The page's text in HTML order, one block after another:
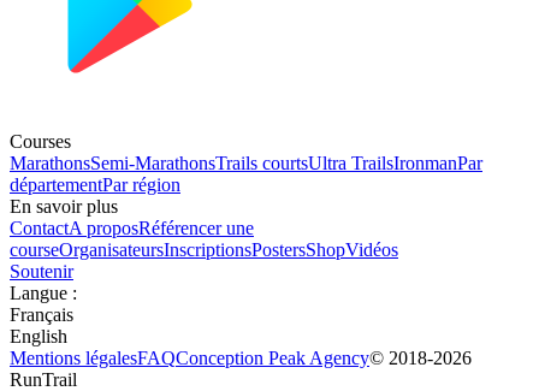
Courses
MarathonsSemi-MarathonsTrails courtsUltra TrailsIronmanPar
départementPar région
En savoir plus
ContactA proposRéférencer une
courseOrganisateursInscriptionsPostersShopVidéos
Soutenir
Langue :
Français
English
Mentions légalesFAQConception Peak Agency© 2018-2026
RunTrail